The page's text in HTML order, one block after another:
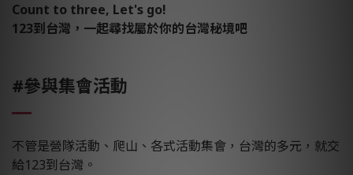
Count to three, Let's go!
123到台灣，一起尋找屬於你的台灣秘境吧
#參與集會活動
不管是營隊活動、爬山、各式活動集會，台灣的多元，就交
給123到台灣。